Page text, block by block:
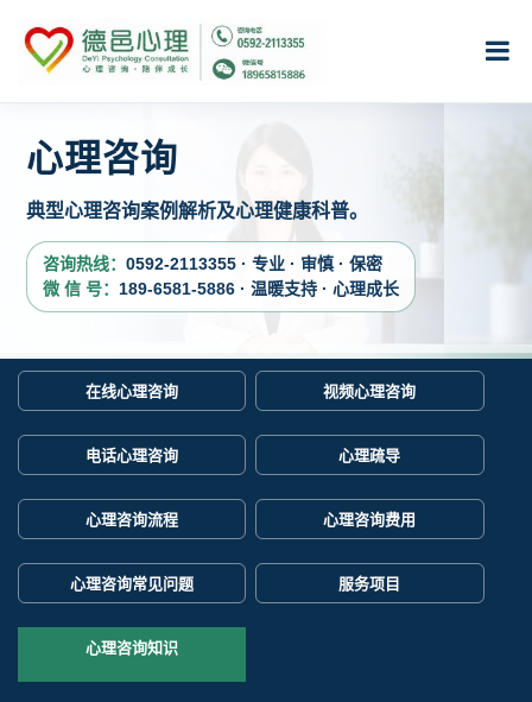
心理咨询
典型心理咨询案例解析及心理健康科普。
咨询热线： 0592-2113355 · 专业 · 审慎 · 保密
微 信 号： 189-6581-5886 · 温暖支持 · 心理成长
在线心理咨询 视频心理咨询
电话心理咨询 心理疏导
心理咨询流程 心理咨询费用
心理咨询常见问题 服务项目
心理咨询知识